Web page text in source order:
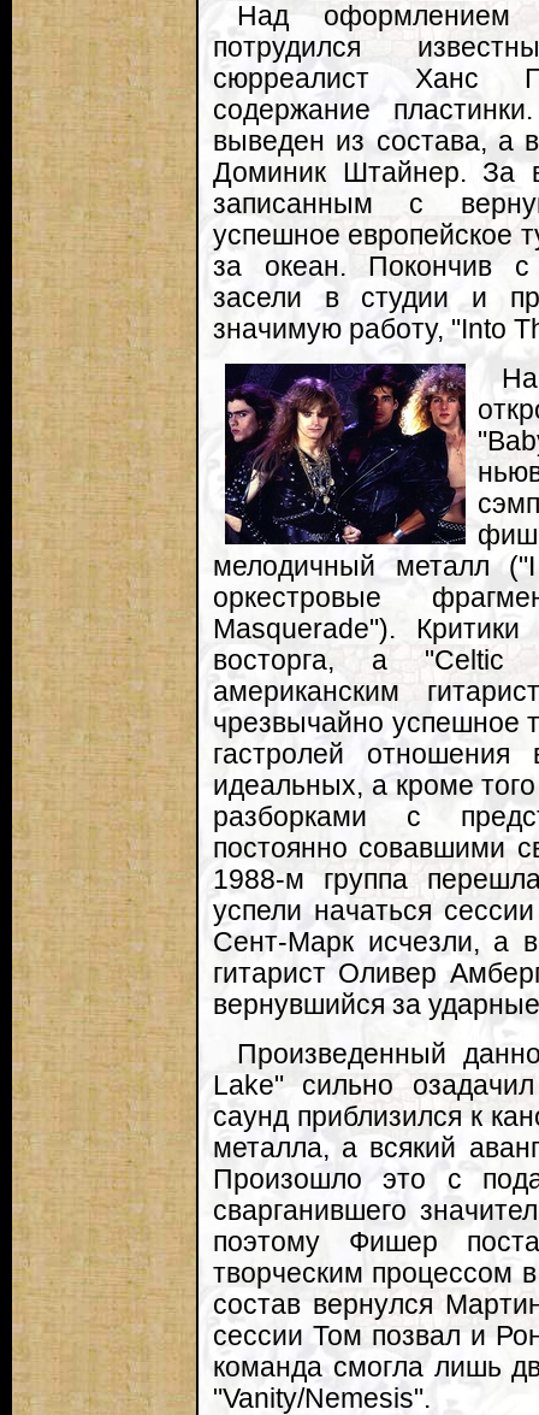
Над
потрудился
сюрреалист Ханс
содержание
выведен из состава, а
Доминик Штайнер. За
записанным с
успешное европейское
за океан. Покончив с
засели в студии и
значимую работу, "Into
мелодичный металл
оркестровые
Masquerade").
восторга, а "Celtic
американским
чрезвычайно успешное
гастролей
идеальных, а кроме
разборками с
постоянно совавшими
1988-м группа
успели начаться
Сент-Марк исчезли, а
гитарист Оливер
вернувшийся за
Произведенный
Lake" сильно
саунд приблизился к
металла, а всякий
Произошло это с
сварганившего
поэтому Фишер
творческим процессом
состав вернулся
сессии Том позвал и
команда смогла лишь
"Vanity/Nemesis".